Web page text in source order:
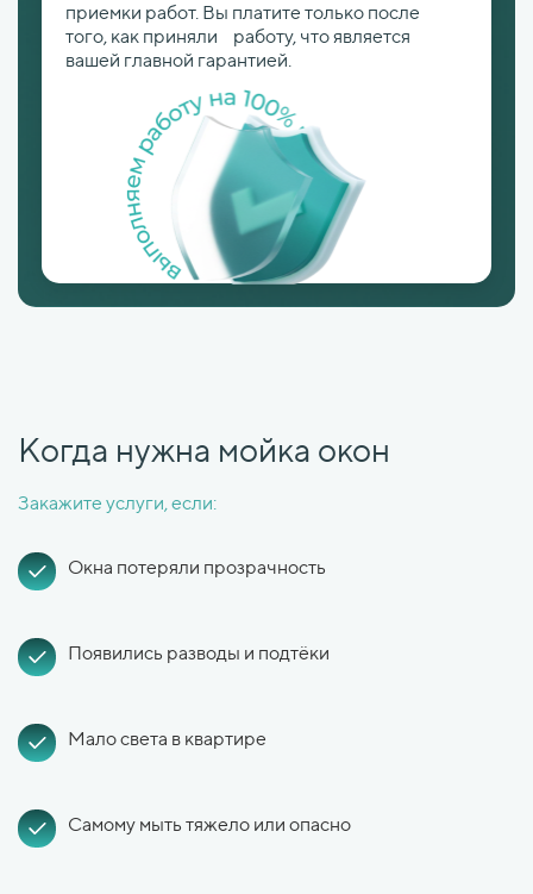
приемки работ. Вы платите только после
того, как приняли работу, что является
вашей главной гарантией.
Когда нужна мойка окон
Закажите услуги, если:
Окна потеряли прозрачность
Появились разводы и подтёки
Мало света в квартире
Самому мыть тяжело или опасно